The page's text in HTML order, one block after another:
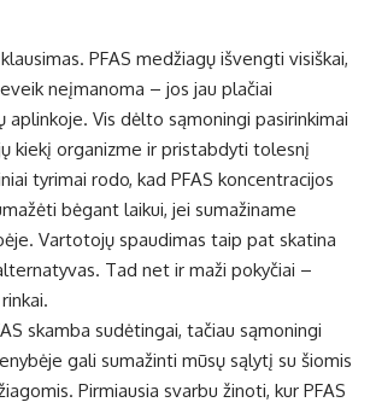
PFAS medžiagų išvengti visiškai,
neįmanoma – jos jau plačiai
aplinkoje. Vis dėlto sąmoningi pasirinkimai
kiekį organizme ir pristabdyti tolesnį
tyrimai rodo, kad PFAS koncentracijos
bėgant laikui, jei sumažiname
Vartotojų spaudimas taip pat skatina
Tad net ir maži pokyčiai –
skamba sudėtingai, tačiau sąmoningi
gali sumažinti mūsų sąlytį su šiomis
Pirmiausia svarbu žinoti, kur PFAS